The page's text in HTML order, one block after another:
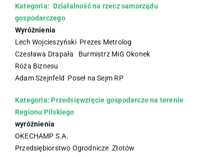
Kategoria: Działalność na rzecz samorządu
gospodarczego
Wyróżnienia
Lech Wojcieszyński Prezes Metrolog
Czesława Drapała Burmistrz MiG Okonek
Róża Biznesu
Adam Szejnfeld Poseł na Sejm RP
Kategoria: Przedsięwzięcie gospodarcze na terenie
Regionu Pilskiego
wyróżnienia
OKECHAMP S.A.
Przedsiębiorstwo Ogrodnicze Złotów